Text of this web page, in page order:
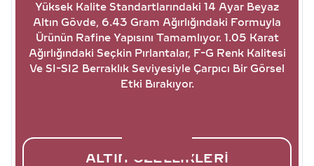
Yüksek Kalite Standartlarındaki 14 Ayar Beyaz
Altın Gövde, 6.43 Gram Ağırlığındaki Formuyla
Ürünün Rafine Yapısını Tamamlıyor. 1.05 Karat
Ağırlığındaki Seçkin Pırlantalar, F-G Renk Kalitesi
Ve SI-SI2 Berraklık Seviyesiyle Çarpıcı Bir Görsel
Etki Bırakıyor.
ALTIN ÖZELLIKLERI